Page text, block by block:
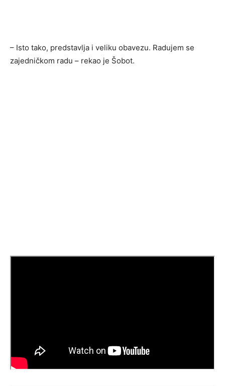
– Isto tako, predstavlja i veliku obavezu. Radujem se
zajedničkom radu – rekao je Šobot.